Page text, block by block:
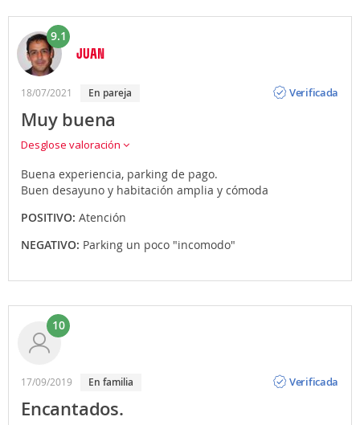
9.1
JUAN
18/07/2021 en pareja
Verificada
Muy buena
Desglose valoración
Buena experiencia, parking de pago.
Buen desayuno y habitación amplia y cómoda
POSITIVO: Atención
NEGATIVO: Parking un poco "incomodo"
10
17/09/2019 en familia
Verificada
Encantados.